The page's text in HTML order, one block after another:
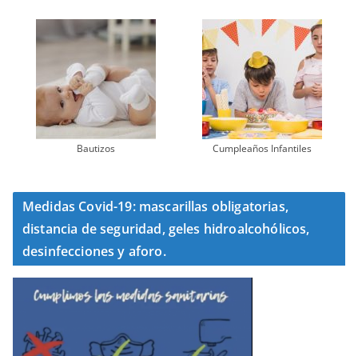
Bautizos Cumpleaños Infantiles
Medidas Covid-19: mascarillas obligatorias,
distancia de seguridad, geles hidroalcohólicos,
desinfecciones y aforo.